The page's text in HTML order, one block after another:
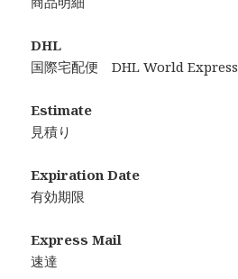
DHL
国際宅配便 DHL World Express
Estimate
見積り
Expiration Date
有効期限
Express Mail
速達